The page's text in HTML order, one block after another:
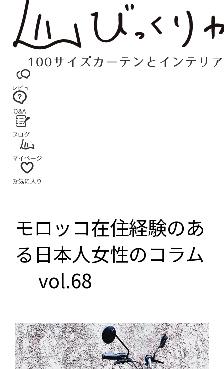
モロッコ在住経験のあ
る日本人女性のコラム​
vol.68